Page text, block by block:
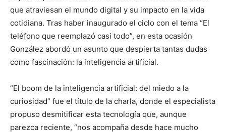
que atraviesan el mundo digital y su impacto en la vida
cotidiana. Tras haber inaugurado el ciclo con el tema “El
teléfono que reemplazó casi todo”, en esta ocasión
González abordó un asunto que despierta tantas dudas
como fascinación: la inteligencia artificial.
“El boom de la inteligencia artificial: del miedo a la
curiosidad” fue el título de la charla, donde el especialista
propuso desmitificar esta tecnología que, aunque
parezca reciente, “nos acompaña desde hace mucho